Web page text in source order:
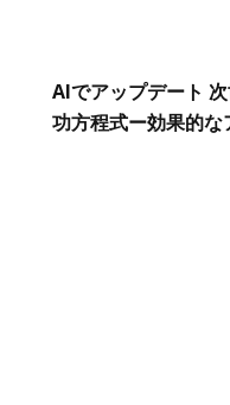
AIでアップデート
功方程式ー効果的